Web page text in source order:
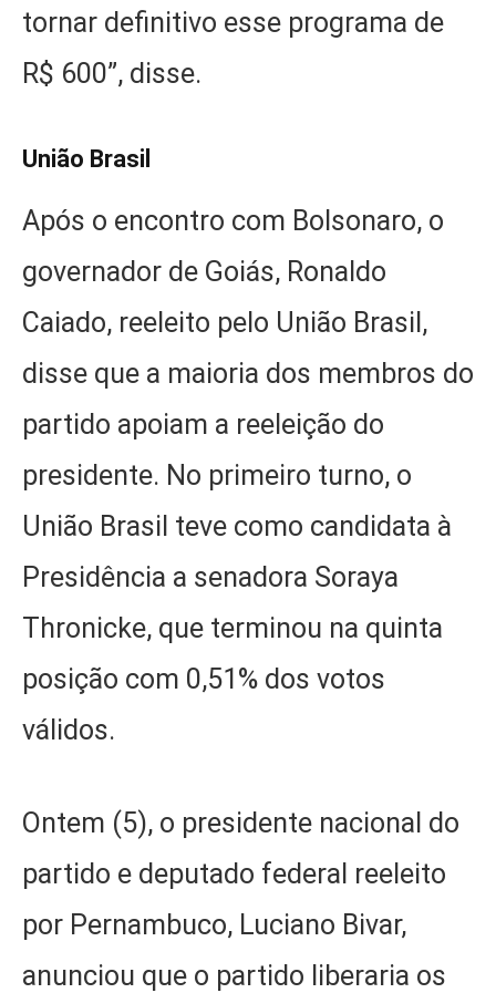
tornar definitivo esse programa de
R$ 600”, disse.
União Brasil
Após o encontro com Bolsonaro, o
governador de Goiás, Ronaldo
Caiado, reeleito pelo União Brasil,
disse que a maioria dos membros do
partido apoiam a reeleição do
presidente. No primeiro turno, o
União Brasil teve como candidata à
Presidência a senadora Soraya
Thronicke, que terminou na quinta
posição com 0,51% dos votos
válidos.
Ontem (5), o presidente nacional do
partido e deputado federal reeleito
por Pernambuco, Luciano Bivar,
anunciou que o partido liberaria os